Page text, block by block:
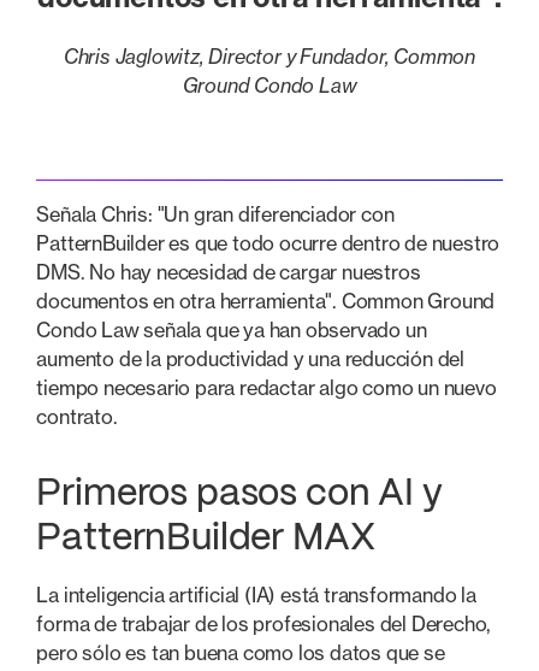
Chris Jaglowitz, Director y Fundador, Common
Ground Condo Law
Señala Chris: "Un gran diferenciador con
PatternBuilder es que todo ocurre dentro de nuestro
DMS. No hay necesidad de cargar nuestros
documentos en otra herramienta". Common Ground
Condo Law señala que ya han observado un
aumento de la productividad y una reducción del
tiempo necesario para redactar algo como un nuevo
contrato.
Primeros pasos con AI y
PatternBuilder MAX
La inteligencia artificial (IA) está transformando la
forma de trabajar de los profesionales del Derecho,
pero sólo es tan buena como los datos que se